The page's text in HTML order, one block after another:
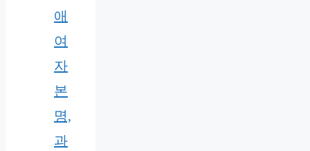
애
여
자
본
명,
과